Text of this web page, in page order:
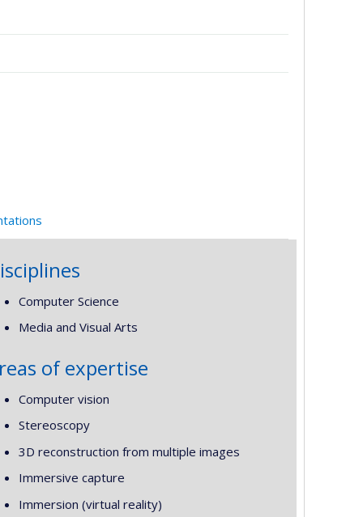
Computer Science
Media and Visual Arts
of expertise
Computer vision
Stereoscopy
3D reconstruction from multiple images
Immersive capture
Immersion (virtual reality)